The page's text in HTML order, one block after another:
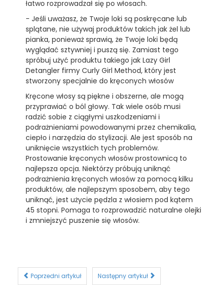
łatwo rozprowadzał się po włosach.
- Jeśli uważasz, że Twoje loki są poskręcane lub
splątane, nie używaj produktów takich jak żel lub
pianka, ponieważ sprawią, że Twoje loki będą
wyglądać sztywniej i puszą się. Zamiast tego
spróbuj użyć produktu takiego jak Lazy Girl
Detangler firmy Curly Girl Method, który jest
stworzony specjalnie do kręconych włosów
Kręcone włosy są piękne i obszerne, ale mogą
przyprawiać o ból głowy. Tak wiele osób musi
radzić sobie z ciągłymi uszkodzeniami i
podrażnieniami powodowanymi przez chemikalia,
ciepło i narzędzia do stylizacji. Ale jest sposób na
uniknięcie wszystkich tych problemów.
Prostowanie kręconych włosów prostownicą to
najlepsza opcja. Niektórzy próbują uniknąć
podrażnienia kręconych włosów za pomocą kilku
produktów, ale najlepszym sposobem, aby tego
uniknąć, jest użycie pędzla z włosiem pod kątem
45 stopni. Pomaga to rozprowadzić naturalne olejki
i zmniejszyć puszenie się włosów.
Poprzedni artykuł Następny artykuł